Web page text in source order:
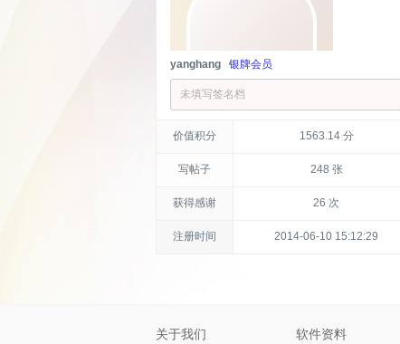
yanghang 银牌会员
未填写签名档
价值积分 1563.14 分
写帖子 248 张
获得感谢 26 次
注册时间 2014-06-10 15:12:29
关于我们 软件资料